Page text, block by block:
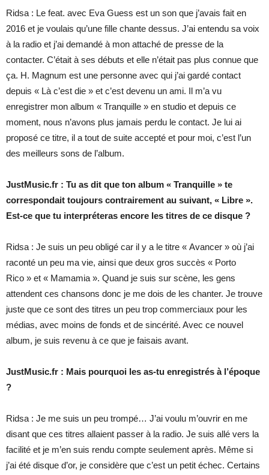
Ridsa : Le feat. avec Eva Guess est un son que j’avais fait en
2016 et je voulais qu’une fille chante dessus. J’ai entendu sa voix
à la radio et j’ai demandé à mon attaché de presse de la
contacter. C’était à ses débuts et elle n’était pas plus connue que
ça. H. Magnum est une personne avec qui j’ai gardé contact
depuis « Là c’est die » et c’est devenu un ami. Il m’a vu
enregistrer mon album « Tranquille » en studio et depuis ce
moment, nous n’avons plus jamais perdu le contact. Je lui ai
proposé ce titre, il a tout de suite accepté et pour moi, c’est l’un
des meilleurs sons de l’album.
JustMusic.fr : Tu as dit que ton album « Tranquille » te
correspondait toujours contrairement au suivant, « Libre ».
Est-ce que tu interpréteras encore les titres de ce disque ?
Ridsa : Je suis un peu obligé car il y a le titre « Avancer » où j’ai
raconté un peu ma vie, ainsi que deux gros succès « Porto
Rico » et « Mamamia ». Quand je suis sur scène, les gens
attendent ces chansons donc je me dois de les chanter. Je trouve
juste que ce sont des titres un peu trop commerciaux pour les
médias, avec moins de fonds et de sincérité. Avec ce nouvel
album, je suis revenu à ce que je faisais avant.
JustMusic.fr : Mais pourquoi les as-tu enregistrés à l’époque
?
Ridsa : Je me suis un peu trompé… J’ai voulu m’ouvrir en me
disant que ces titres allaient passer à la radio. Je suis allé vers la
facilité et je m’en suis rendu compte seulement après. Même si
j’ai été disque d’or, je considère que c’est un petit échec. Certains